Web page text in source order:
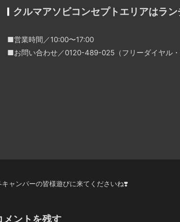
クルマアソビコンセプトエリアはラン
■営業時間／10:00〜17:00
■お問い合わせ／0120-489-025（フリーダイヤル・
キャンパーの皆様遊びに来てくださいね❣️
メントを残す